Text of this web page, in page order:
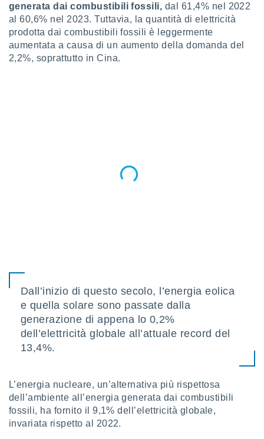
profili
per
e
per la
la
del
generata dai combustibili fossili, dal 61,4% nel 2022
al 60,6% nel 2023. Tuttavia, la quantità di elettricità
prodotta dai combustibili fossili è leggermente
aumentata a causa di un aumento della domanda del
2,2%, soprattutto in Cina.
Dall’inizio di questo secolo, l’energia eolica
e quella solare sono passate dalla
generazione di appena lo 0,2%
dell’elettricità globale all’attuale record del
13,4%.
L’energia nucleare, un’alternativa più rispettosa
dell’ambiente all’energia generata dai combustibili
fossili, ha fornito il 9,1% dell’elettricità globale,
invariata rispetto al 2022.